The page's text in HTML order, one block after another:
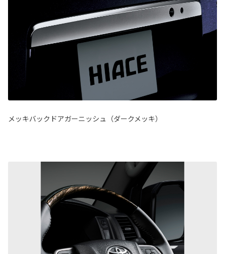
メッキバックドアガーニッシュ（ダークメッキ）